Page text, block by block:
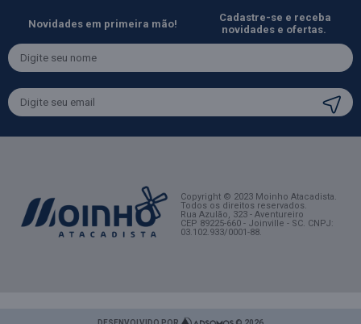
Novidades em primeira mão!
Cadastre-se e receba
novidades e ofertas.
Copyright © 2023 Moinho Atacadista.
Todos os direitos reservados.
Rua Azulão, 323 - Aventureiro
CEP 89225-660 - Joinville - SC. CNPJ:
03.102.933/0001-88.